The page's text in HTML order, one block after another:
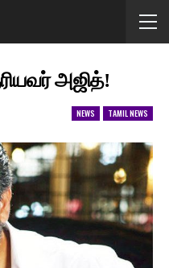
அஜித்!
NEWS TAMIL NEWS